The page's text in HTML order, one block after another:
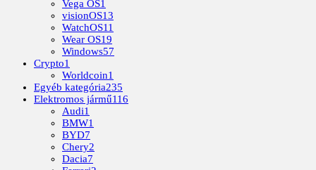
Vega OS1
visionOS13
WatchOS11
Wear OS19
Windows57
Crypto1
Worldcoin1
Egyéb kategória235
Elektromos jármű116
Audi1
BMW1
BYD7
Chery2
Dacia7